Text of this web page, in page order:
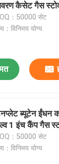
कैसेट गैस स्टोव
：50000 सेट
：विनिमय योग्य
ब्यूटेन ईंधन
1 इंच कैंप गैस
：50000 सेट
：विनिमय योग्य